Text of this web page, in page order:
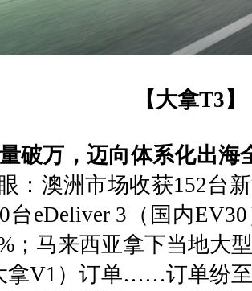
【大拿T3 】
破万，迈向体系化出海
：澳洲市场收获152台
台eDeliver 3 （国内EV30
；马来西亚拿下当地大
拿V1 ）订单……订单纷